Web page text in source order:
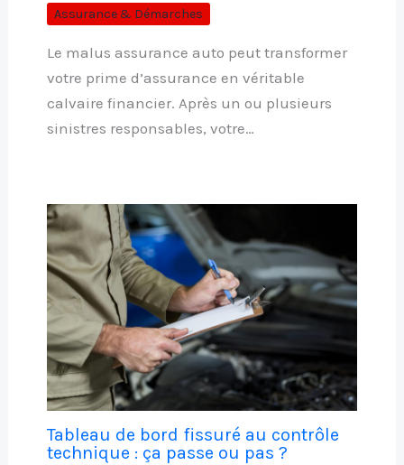
Assurance & Démarches
Le malus assurance auto peut transformer
votre prime d’assurance en véritable
calvaire financier. Après un ou plusieurs
sinistres responsables, votre…
Tableau de bord fissuré au contrôle
technique : ça passe ou pas ?